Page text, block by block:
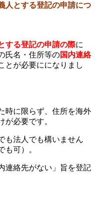
人とする登記の申請につ
する登記の申請の際に
氏名・住所等の国内連絡
とが必要にになりまし
時に限らず、住所を海外
が必要です。
も法人でも構いません
も可）。
連絡先がない」旨を登記